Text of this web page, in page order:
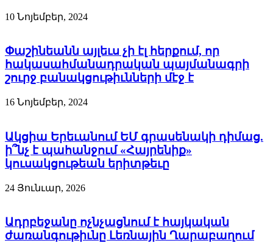
10 Նոյեմբեր, 2024
Փաշինեանն այլեւս չի էլ հերքում, որ
հակասահմանադրական պայմանագրի
շուրջ բանակցութիւնների մէջ է
16 Նոյեմբեր, 2024
Ակցիա Երեւանում ԵՄ գրասենակի դիմաց.
ի՞նչ է պահանջում «Հայրենիք»
կուսակցութեան երիտթեւը
24 Յունւար, 2026
Ադրբեջանը ոչնչացնում է հայկական
ժառանգութիւնը Լեռնային Ղարաբաղում